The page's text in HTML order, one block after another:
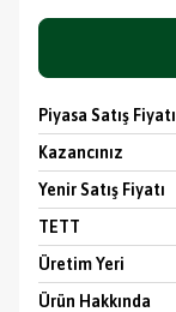
Ürün Hakkında
Piyasa Satış Fiyatı
Kazancınız
Yenir Satış Fiyatı
TETT
Üretim Yeri